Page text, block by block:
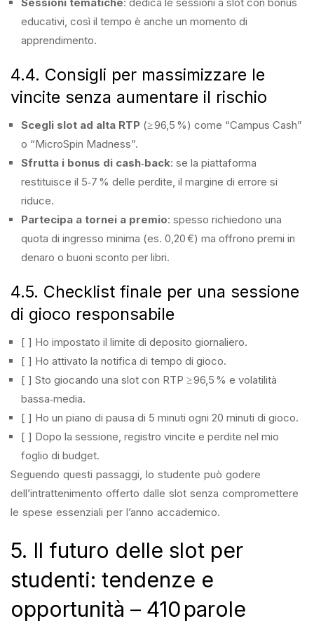
educativi, così il tempo è anche un momento di
apprendimento.
4.4. Consigli per massimizzare le
vincite senza aumentare il rischio
Scegli slot ad alta RTP (≥ 96,5 %) come “Campus Cash”
o “MicroSpin Madness”.
Sfrutta i bonus di cash‑back: se la piattaforma
restituisce il 5‑7 % delle perdite, il margine di errore si
riduce.
Partecipa a tornei a premio: spesso richiedono una
quota di ingresso minima (es. 0,20 €) ma offrono premi in
denaro o buoni sconto per libri.
4.5. Checklist finale per una sessione
di gioco responsabile
[ ] Ho impostato il limite di deposito giornaliero.
[ ] Ho attivato la notifica di tempo di gioco.
[ ] Sto giocando una slot con RTP ≥ 96,5 % e volatilità
bassa‑media.
[ ] Ho un piano di pausa di 5 minuti ogni 20 minuti di gioco.
[ ] Dopo la sessione, registro vincite e perdite nel mio
foglio di budget.
Seguendo questi passaggi, lo studente può godere
dell’intrattenimento offerto dalle slot senza compromettere
le spese essenziali per l’anno accademico.
5. Il futuro delle slot per
studenti: tendenze e
opportunità – 410 parole